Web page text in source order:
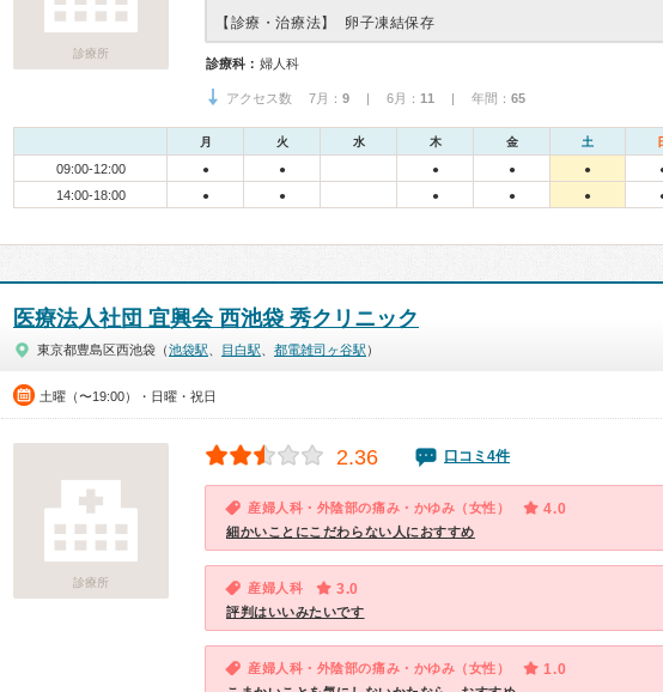
診療所
【診療・治療法】 卵子凍結保存
診療科： 婦人科
アクセス数 7月： 9 | 6月： 11 | 年間： 65
月 火 水 木 金 土
09:00-12:00 ● ● ● ● ●
14:00-18:00 ● ● ● ● ●
医療法人社団 宜興会 西池袋 秀クリニック
東京都豊島区西池袋（池袋駅 目白駅 都電雑司ヶ谷駅 ）
土曜（〜19:00）・日曜・祝日
診療所
2.36 口コミ4件
産婦人科・外陰部の痛み・かゆみ（女性） 4.0
細かいことにこだわらない人におすすめ
産婦人科 3.0
評判はいいみたいです
産婦人科・外陰部の痛み・かゆみ（女性） 1.0